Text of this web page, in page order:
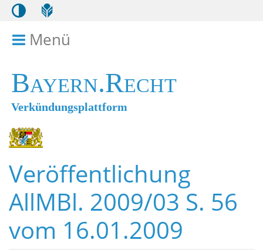
Menü
Bayern.Recht
Verkündungsplattform
Veröffentlichung
AllMBl. 2009/03 S. 56
vom 16.01.2009